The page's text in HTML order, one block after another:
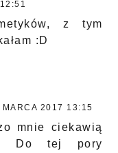
z tym
:D
MARCA 2017 13:15
mnie ciekawią
Do tej pory